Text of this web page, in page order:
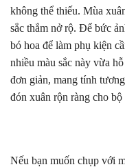
không thể thiếu. Mùa
sắc thắm nở rộ. Để bức
bó hoa để làm phụ kiện
nhiều màu sắc này vừa
đơn giản, mang tính
đón xuân rộn ràng cho bộ
Nếu bạn muốn chụp với